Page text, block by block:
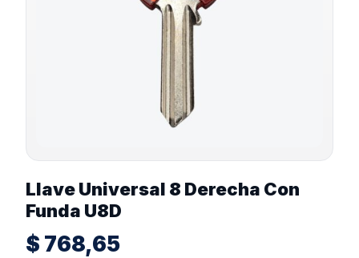
Llave Universal 8 Derecha Con
Funda U8D
$ 768,65